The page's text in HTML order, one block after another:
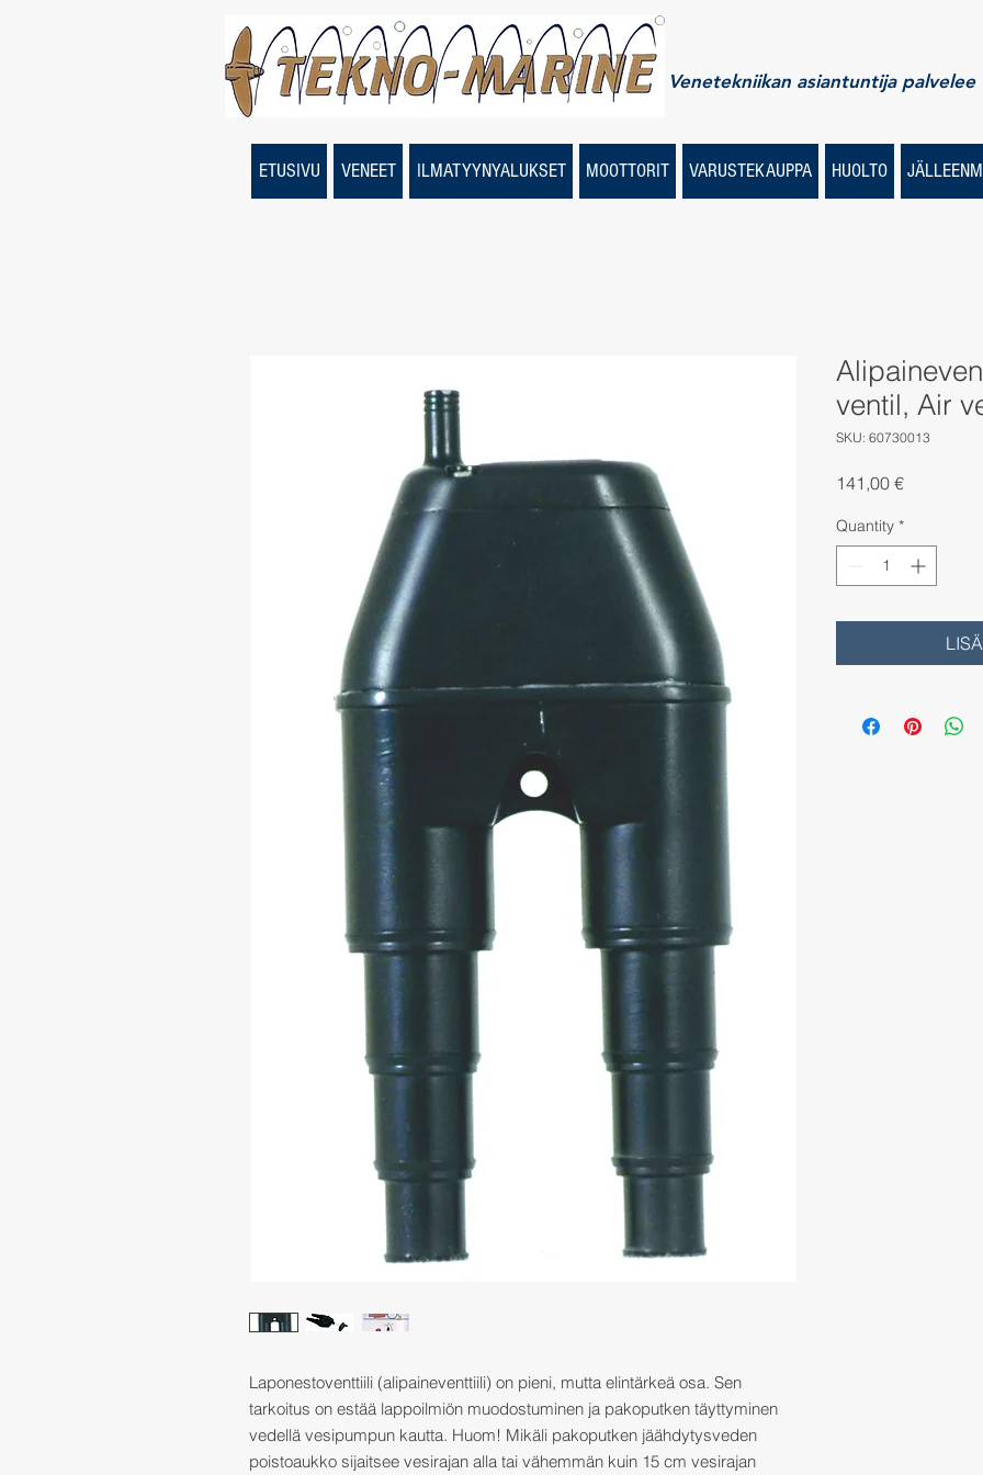
Venetekniikan asiantuntija palvelee
ETUSIVU VENEET ILMATYYNYALUKSET MOOTTORIT VARUSTEKAUPPA HUOLTO
Laponestoventtiili (alipaineventtiili) on pieni, mutta elintärkeä osa. Sen
tarkoitus on estää lappoilmiön muodostuminen ja pakoputken täyttyminen
vedellä vesipumpun kautta. Huom! Mikäli pakoputken jäähdytysveden
poistoaukko sijaitsee vesirajan alla tai vähemmän kuin 15 cm vesirajan
ventil, Air
SKU: 60730013
141,00 €Price
Quantity *